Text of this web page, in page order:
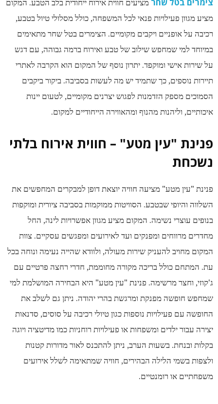
מציעים חווית אירוח ייחודית בלב הטבע. המקום
מציע מגוון פעילויות פנאי לכל המשפחה, כולל מסלולי טיול בטבע,
רכיבה על אופניים ויקבים מקומיים. הצימרים בטל שחר מתאימים
במיוחד למי שמחפש שילוב של טבע ואירוח ברמה גבוהה, עם דגש
על שירות אישי ומוקפד. יתרון נוסף של המקום הוא הקרבה לאתרי
תיירות נוספים, כך שתמיד יש מה לעשות בסביבה. ביקור ביקבים
הסמוכים מספק הזדמנות לפגוש יצרנים מקומיים, לטעום יינות
איכותיים, וליהנות מהנוף ומהאווירה הייחודיים למקום.
פנינת "עין מטע" – חווית אירוח בלתי
נשכחת
פנינת "עין מטע" מציעה חוויה יוצאת דופן למבקרים המחפשים את
השלווה והיופי שבטבע. הסוויטות ממוקמות בסביבה ציורית ומוקפות
בנופים עוצרי נשימה. המקום מציע מגוון אפשרויות לינה, החל
מחדרים מרווחים ומפנקים ועד לאירועים ומפגשים עסקיים. צוות
המקום מחויב להעניק שירות מעולה, ולוודא שהייה נעימה ונוחה בכל
עת. המתחם כולל בריכה מקורה מחוממת, חדרי רחצה פרטיים עם
ג'קוזי, וחצר מרשימה. פנינת "עין מטע" היא הבחירה המושלמת למי
שמחפש חופשה מפנקת ומרגשת בהרי יהודה. ניתן גם לשלב את
החופשה עם פעילויות נוספות כגון טיולי רכיבה על סוסים, סדנאות
יצירה עבור ילדים ומשפחות או פעילויות רוחניות כמו מדיטציה ויוגה
בקלות ובנחת. בשעות הערב, ניתן להתכנס לאור מדורות קטנות
ולצפות בשמי הלילה הבהירים, חוויה שמתאימה לשלל אירועים
משפחתיים או רומנטיים.